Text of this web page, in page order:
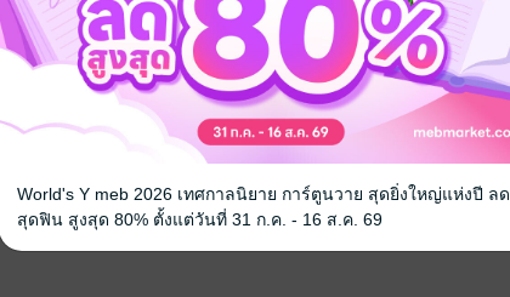
World's Y meb 2026 เทศกาลนิยาย การ์ตูนวาย สุดยิ่งใหญ่แห่งปี ลด
สุดฟิน สูงสุด 80% ตั้งแต่วันที่ 31 ก.ค. - 16 ส.ค. 69